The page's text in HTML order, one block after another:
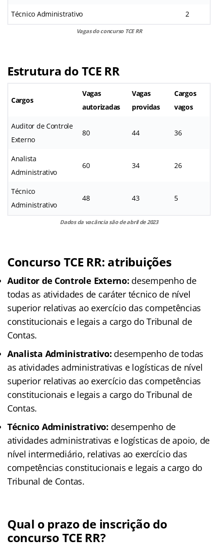
Técnico Administrativo 2
Vagas do concurso TCE RR
Estrutura do TCE RR
Cargos
Vagas
autorizadas
Vagas
providas
Cargos
vagos
Auditor de Controle
Externo
80 44 36
Analista
Administrativo
60 34 26
Técnico
Administrativo
48 43 5
Dados da vacância são de abril de 2023
Concurso TCE RR: atribuições
Auditor de Controle Externo: desempenho de
todas as atividades de caráter técnico de nível
superior relativas ao exercício das competências
constitucionais e legais a cargo do Tribunal de
Contas.
Analista Administrativo: desempenho de todas
as atividades administrativas e logísticas de nível
superior relativas ao exercício das competências
constitucionais e legais a cargo do Tribunal de
Contas.
Técnico Administrativo: desempenho de
atividades administrativas e logísticas de apoio, de
nível intermediário, relativas ao exercício das
competências constitucionais e legais a cargo do
Tribunal de Contas.
Qual o prazo de inscrição do
concurso TCE RR?